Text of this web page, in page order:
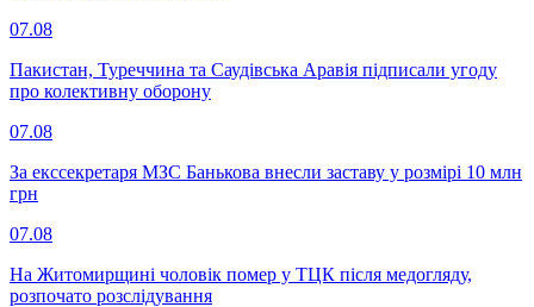
07.08
Пакистан, Туреччина та Саудівська Аравія підписали угоду
про колективну оборону
07.08
За екссекретаря МЗС Банькова внесли заставу у розмірі 10 млн
грн
07.08
На Житомирщині чоловік помер у ТЦК після медогляду,
розпочато розслідування